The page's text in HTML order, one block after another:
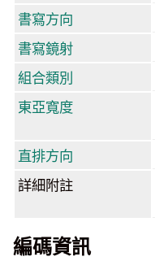
書寫方向
書寫鏡射
組合類別
東亞寬度
直排方向
詳細附註
編碼資訊